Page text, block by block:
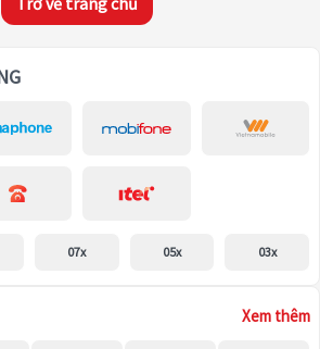
07x 05x 03x
Xem thêm